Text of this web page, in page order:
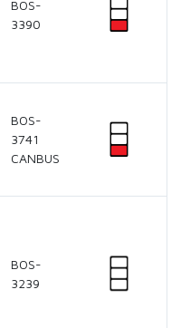
BOS-
3390
BOS-
3741
CANBUS
BOS-
3239